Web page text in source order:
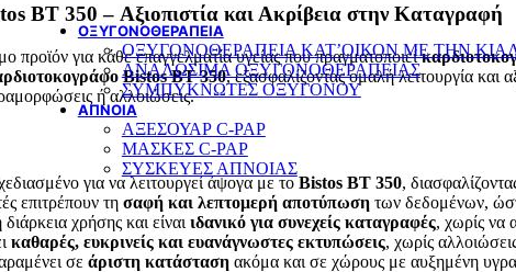
ΑΜΑΞΙΔΙΑ ΘΑΛΑΣΣΑΣ
ΟΞΥΓΟΝΟΘΕΡΑΠΕΙΑ
ΟΞΥΓΟΝΟΘΕΡΑΠΕΙΑ ΚΑΤ’ΟΙΚΟΝ ΜΕ ΤΗΝ
ΑΝΑΛΩΣΙΜΑ ΟΞΥΓΟΝΟΘΕΡΑΠΕΙΑΣ
ΣΥΜΠΥΚΝΩΤΕΣ ΟΞΥΓΟΝΟΥ
ΆΠΝΟΙΑ
ΑΞΕΣΟΥΑΡ C-PAP
ΜΑΣΚΕΣ C-PAP
ΣΥΣΚΕΥΕΣ ΑΠΝΟΙΑΣ
BT 350 – Αξιοπιστία και Ακρίβεια στην Καταγραφή
προϊόν για κάθε επαγγελματία υγείας που πραγματοποιεί
Bistos BT 350, εξασφαλίζοντας ομαλή λειτουργία και
ή αλλοιώσεις.
για να λειτουργεί άψογα με τοBistos BT 350,
επιτρέπουν τη σαφή και λεπτομερή αποτύπωση των δεδομένων,
χρήσης και είναι ιδανικό για συνεχείς καταγραφές, χωρίς να
καθαρές, ευκρινείς και ευανάγνωστες εκτυπώσεις, χωρίς
σε άριστη κατάσταση ακόμα και σε χώρους με αυξημένη